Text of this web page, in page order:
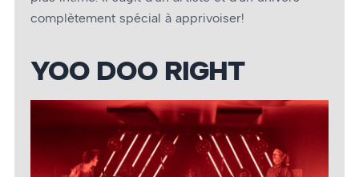
complètement spécial à apprivoiser!
YOO DOO RIGHT